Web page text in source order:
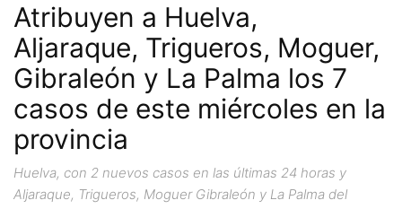
Atribuyen a Huelva,
Aljaraque, Trigueros, Moguer,
Gibraleón y La Palma los 7
casos de este miércoles en la
provincia
Huelva, con 2 nuevos casos en las últimas 24 horas y
Aljaraque, Trigueros, Moguer Gibraleón y La Palma del